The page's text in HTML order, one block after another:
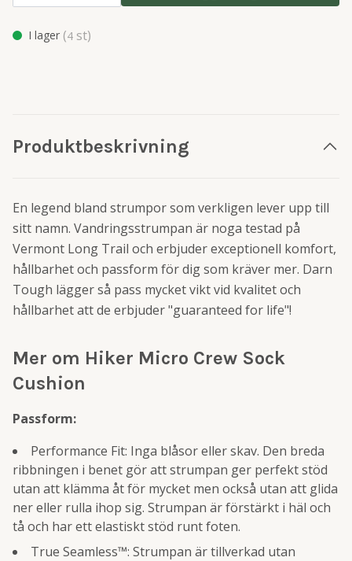
I lager (4 st)
Produktbeskrivning
En legend bland strumpor som verkligen lever upp till
sitt namn. Vandringsstrumpan är noga testad på
Vermont Long Trail och erbjuder exceptionell komfort,
hållbarhet och passform för dig som kräver mer. Darn
Tough lägger så pass mycket vikt vid kvalitet och
hållbarhet att de erbjuder "guaranteed for life"!
Mer om Hiker Micro Crew Sock
Cushion
Passform:
Performance Fit: Inga blåsor eller skav. Den breda
ribbningen i benet gör att strumpan ger perfekt stöd
utan att klämma åt för mycket men också utan att glida
ner eller rulla ihop sig. Strumpan är förstärkt i häl och
tå och har ett elastiskt stöd runt foten.
True Seamless™: Strumpan är tillverkad utan